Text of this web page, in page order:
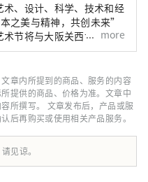
、设计、科学、技术和经
之美与精神，共创未来”
术节将与大阪关西世博会同
。届时，将有来自158个国
、关西以及日本各地的网
艺术、经济社会之间的良
一个充满光彩的美好未
够成为与世界各国在多元
经济领域拓展合作共创的
more
章内所提到的商品、服务的内容
提供的商品、价格为准。文章中
所撰写。 文章发布后，产品或服
后再购买或使用相关产品服务。
见谅。